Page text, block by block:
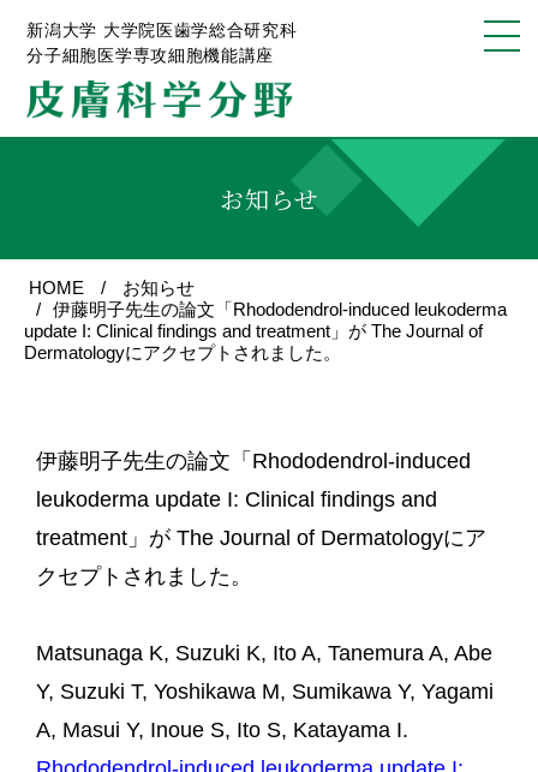
新潟大学 大学院医歯学総合研究科
分子細胞医学専攻細胞機能講座
お知らせ
HOME
お知らせ
伊藤明子先生の論文「Rhododendrol-induced leukoderma
update I: Clinical findings and treatment」が The Journal of
Dermatologyにアクセプトされました。
伊藤明子先生の論文「Rhododendrol-induced
leukoderma update I: Clinical findings and
treatment」が The Journal of Dermatologyにア
クセプトされました。
Matsunaga K, Suzuki K, Ito A, Tanemura A, Abe
Y, Suzuki T, Yoshikawa M, Sumikawa Y, Yagami
A, Masui Y, Inoue S, Ito S, Katayama I.